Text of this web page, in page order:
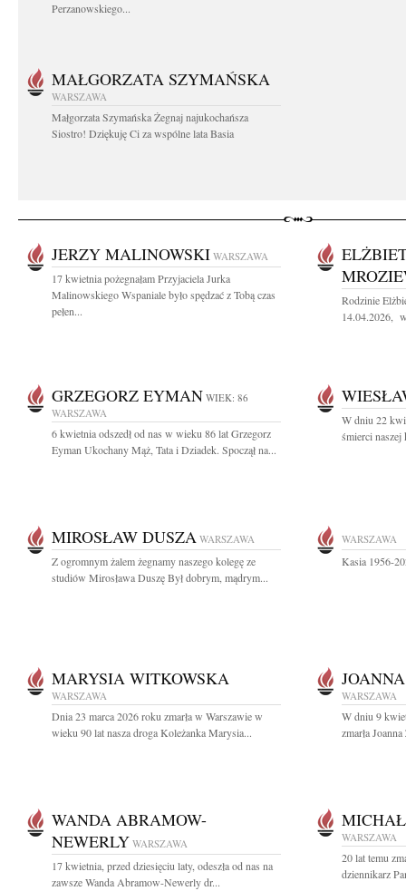
Perzanowskiego...
MAŁGORZATA SZYMAŃSKA
WARSZAWA
Małgorzata Szymańska Żegnaj najukochańsza
Siostro! Dziękuję Ci za wspólne lata Basia
JERZY MALINOWSKI WARSZAWA
17 kwietnia pożegnałam Przyjaciela Jurka
Malinowskiego Wspaniale było spędzać z Tobą czas
pełen...
Rodzinie
14.04.2026,
GRZEGORZ EYMAN WIEK: 86
WARSZAWA
6 kwietnia odszedł od nas w wieku 86 lat Grzegorz
Eyman Ukochany Mąż, Tata i Dziadek. Spoczął na...
W dniu 22
śmierci
MIROSŁAW DUSZA WARSZAWA
Z ogromnym żalem żegnamy naszego kolegę ze
studiów Mirosława Duszę Był dobrym, mądrym...
WARSZAWA
Kasia 1956-
MARYSIA WITKOWSKA
WARSZAWA
Dnia 23 marca 2026 roku zmarła w Warszawie w
wieku 90 lat nasza droga Koleżanka Marysia...
WARSZAWA
W dniu 9
zmarła
WANDA ABRAMOW-
NEWERLY WARSZAWA
17 kwietnia, przed dziesięciu laty, odeszła od nas na
zawsze Wanda Abramow-Newerly dr...
WARSZAWA
20 lat temu
dziennikarz